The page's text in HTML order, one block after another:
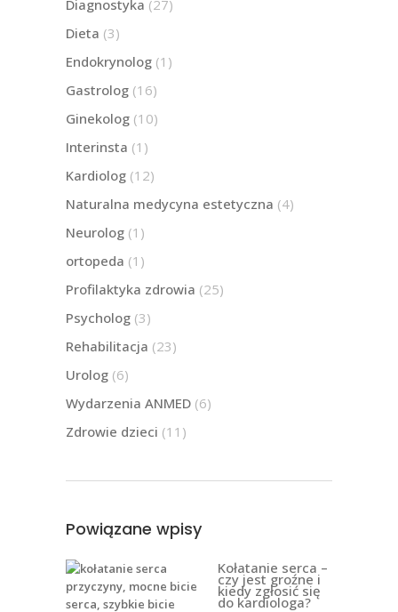
Diagnostyka (27)
Dieta (3)
Endokrynolog (1)
Gastrolog (16)
Ginekolog (10)
Interinsta (1)
Kardiolog (12)
Naturalna medycyna estetyczna (4)
Neurolog (1)
ortopeda (1)
Profilaktyka zdrowia (25)
Psycholog (3)
Rehabilitacja (23)
Urolog (6)
Wydarzenia ANMED (6)
Zdrowie dzieci (11)
Powiązane wpisy
Kołatanie serca –
czy jest groźne i
kiedy zgłosić się
do kardiologa?